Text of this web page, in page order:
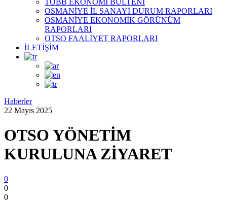
TOBB EKONOMİ BÜLTENİ
OSMANİYE İL SANAYİ DURUM RAPORLARI
OSMANİYE EKONOMİK GÖRÜNÜM
RAPORLARI
OTSO FAALİYET RAPORLARI
İLETİŞİM
Haberler
22 Mayıs 2025
OTSO YÖNETİM
KURULUNA ZİYARET
0
0
0